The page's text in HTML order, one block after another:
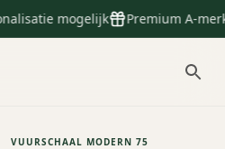
mogelijk Premium A-
VUURSCHAAL MODERN 75